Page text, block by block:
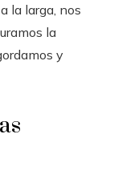
la larga, nos
la
y